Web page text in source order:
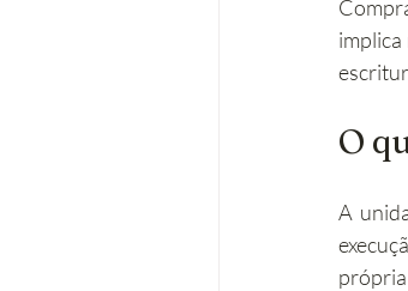
Operações
Acessibilidades
O
A